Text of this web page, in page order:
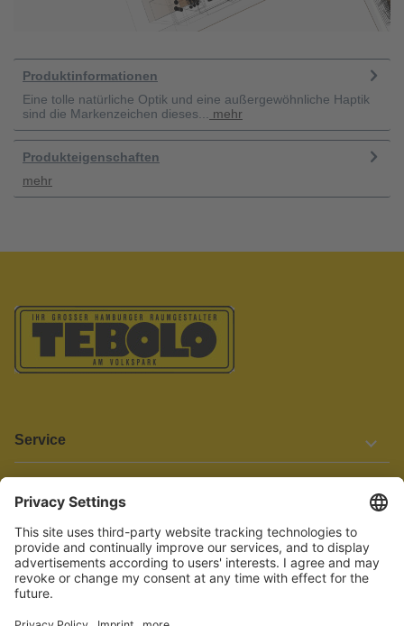
Produktinformationen
Eine tolle natürliche Optik und eine außergewöhnliche Haptik
sind die Markenzeichen dieses...
mehr
Produkteigenschaften
mehr
Service
Informationen
Barrierefreiheit
Wir bemühen uns, unsere Website barrierefrei zu gestalten.
Einige Inhalte und Funktionen sind derzeit jedoch noch nicht
vollständig zugänglich. Wenn Sie auf Barrieren stoßen oder Hilfe
benötigen, kontaktieren Sie uns bitte unter service[at]knutzen.de.